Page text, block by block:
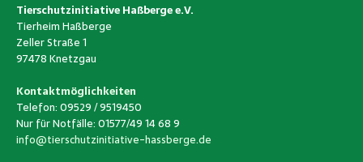
Tierschutzinitiative Haßberge e.V.
Tierheim Haßberge
Zeller Straße 1
97478 Knetzgau
Kontaktmöglichkeiten
Telefon: 09529 / 9519450
Nur für Notfälle: 01577/49 14 68 9
info@tierschutzinitiative-hassberge.de